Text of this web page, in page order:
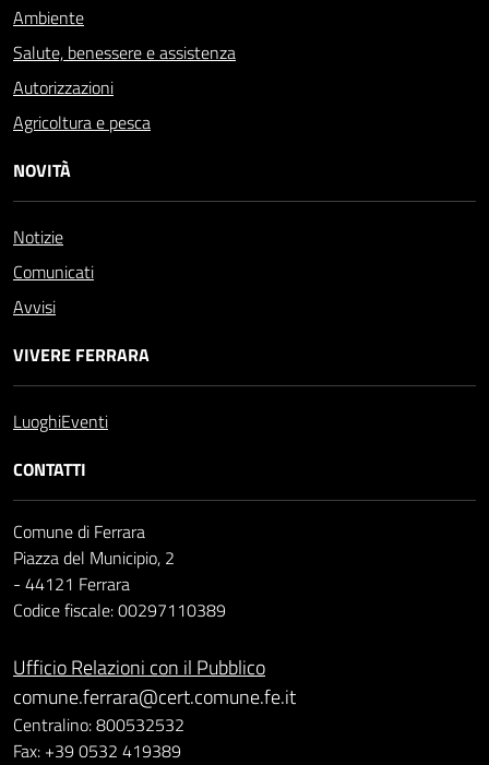
Ambiente
Salute, benessere e assistenza
Autorizzazioni
Agricoltura e pesca
NOVITÀ
Notizie
Comunicati
Avvisi
VIVERE FERRARA
LuoghiEventi
CONTATTI
Comune di Ferrara
Piazza del Municipio, 2
- 44121 Ferrara
Codice fiscale: 00297110389
Ufficio Relazioni con il Pubblico
comune.ferrara@cert.comune.fe.it
Centralino: 800532532
Fax: +39 0532 419389